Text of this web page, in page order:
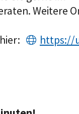
https://